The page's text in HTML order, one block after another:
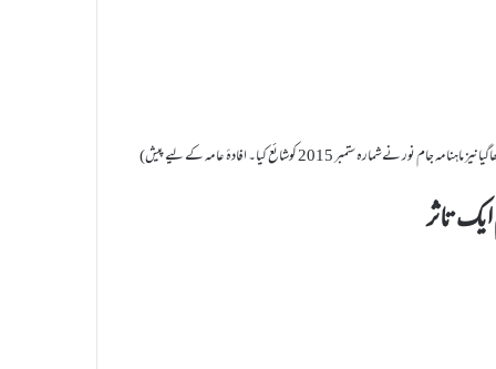
(مفتی صاحب کایہ مقالہ ’’حضرت شیخ الاسلام :حیات و خدمات سیمینار‘‘ منعقدہ مدنی فائونڈیشن ہبلی میں پڑھاگیانیز ماہنامہ جام نور نےشمارہ ستمبر 2015 کوشائع کیا۔ افادۂ عامہ کے لیے پیش